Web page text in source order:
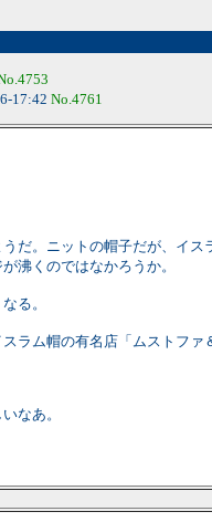
17:42 No.4761
だ。ニットの帽子だが、イ
沸くのではなかろうか。
る。
ラム帽の有名店「ムストファ
なあ。